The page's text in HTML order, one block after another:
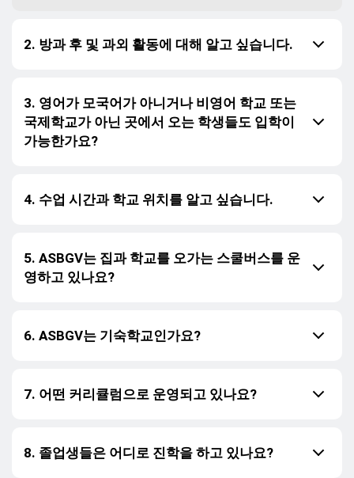
2. 방과 후 및 과외 활동에 대해 알고 싶습니다.
3. 영어가 모국어가 아니거나 비영어 학교 또는
국제학교가 아닌 곳에서 오는 학생들도 입학이
가능한가요?
4. 수업 시간과 학교 위치를 알고 싶습니다.
5. ASBGV는 집과 학교를 오가는 스쿨버스를 운
영하고 있나요?
6. ASBGV는 기숙학교인가요?
7. 어떤 커리큘럼으로 운영되고 있나요?
8. 졸업생들은 어디로 진학을 하고 있나요?